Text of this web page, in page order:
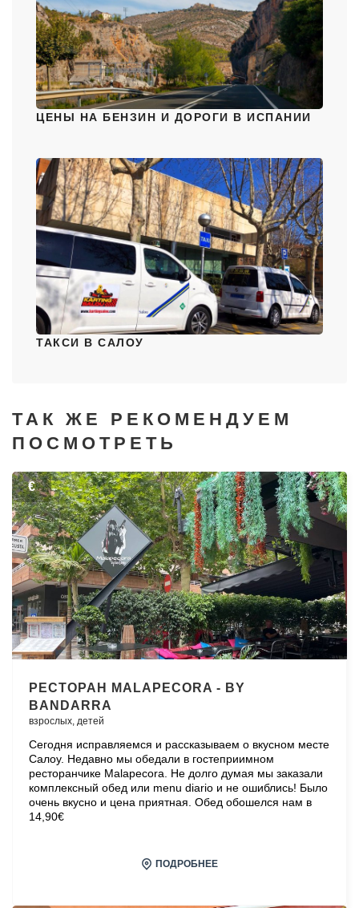
ЦЕНЫ НА БЕНЗИН И ДОРОГИ В ИСПАНИИ
ТАКСИ В САЛОУ
ТАК ЖЕ РЕКОМЕНДУЕМ
ПОСМОТРЕТЬ
€
РЕСТОРАН MALAPECORA - BY
BANDARRA
взрослых, детей
Сегодня исправляемся и рассказываем о вкусном месте
Салоу. Недавно мы обедали в гостеприимном
ресторанчике Malapecora. Не долго думая мы заказали
комплексный обед или menu diario и не ошиблись! Было
очень вкусно и цена приятная. Обед обошелся нам в
14,90€
ПОДРОБНЕЕ